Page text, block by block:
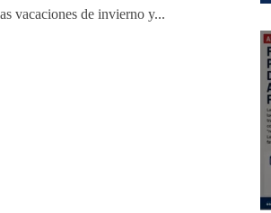
vacaciones de invierno y...